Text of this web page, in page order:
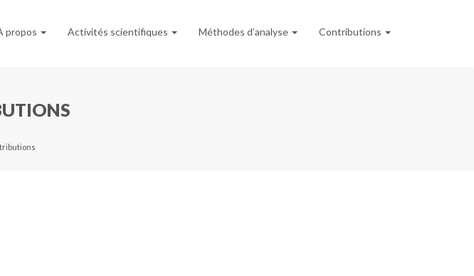
propos Activités scientifiques Méthodes d’analyse Contributions